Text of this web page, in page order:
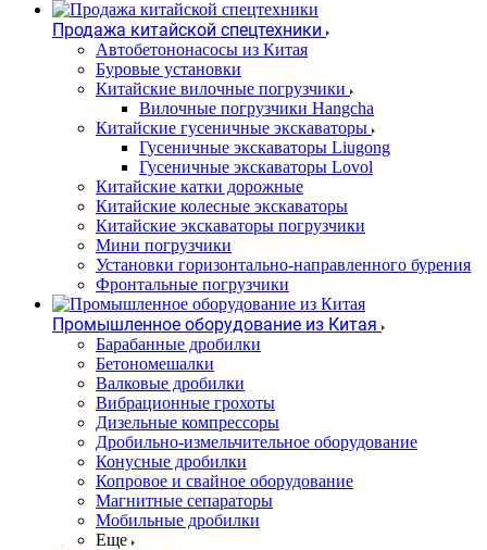
Продажа китайской спецтехники
Автобетононасосы из Китая
Буровые установки
Китайские вилочные погрузчики
Вилочные погрузчики Hangcha
Китайские гусеничные экскаваторы
Гусеничные экскаваторы Liugong
Гусеничные экскаваторы Lovol
Китайские катки дорожные
Китайские колесные экскаваторы
Китайские экскаваторы погрузчики
Мини погрузчики
Установки горизонтально-направленного бурения
Фронтальные погрузчики
Промышленное оборудование из Китая
Барабанные дробилки
Бетономешалки
Валковые дробилки
Вибрационные грохоты
Дизельные компрессоры
Дробильно-измельчительное оборудование
Конусные дробилки
Копровое и свайное оборудование
Магнитные сепараторы
Мобильные дробилки
Еще